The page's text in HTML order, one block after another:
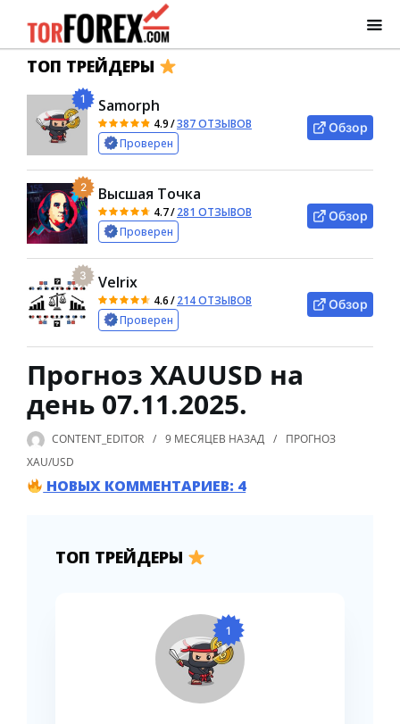
ТОП ТРЕЙДЕРЫ
1 Samorph
4.9/387 ОТЗЫВОВ
Проверен
Обзор
2 Высшая Точка
4.7/281 ОТЗЫВОВ
Проверен
Обзор
3 Velrix
4.6/214 ОТЗЫВОВ
Проверен
Обзор
Прогноз XAUUSD на
день 07.11.2025.
CONTENT_EDITOR 9 МЕСЯЦЕВ НАЗАД
ПРОГНОЗ
XAU/USD
НОВЫХ КОММЕНТАРИЕВ: 4
ТОП ТРЕЙДЕРЫ
1